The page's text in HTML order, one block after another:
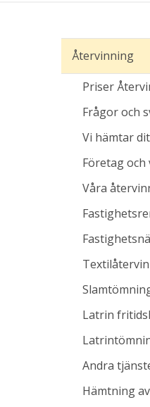
Återvinning
Priser
Frågor och
Vi hämtar
Företag
Våra
Latrin
Andra
Hämtning